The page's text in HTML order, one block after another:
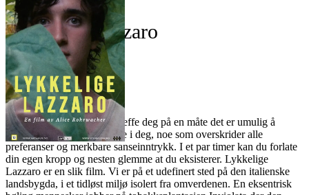
Lykkelige Lazzaro
Film
Forfatter:
Leverandør:
Norgesfilm AS
Lisens:
Noen ganger kan en film treffe deg på en måte det er umulig å
forutse. Noe røres dypt inne i deg, noe som overskrider alle
preferanser og merkbare sanseinntrykk. I et par timer kan du forlate
din egen kropp og nesten glemme at du eksisterer. Lykkelige
Lazzaro er en slik film. Vi er på et udefinert sted på den italienske
landsbygda, i et tidløst miljø isolert fra omverdenen. En eksentrisk